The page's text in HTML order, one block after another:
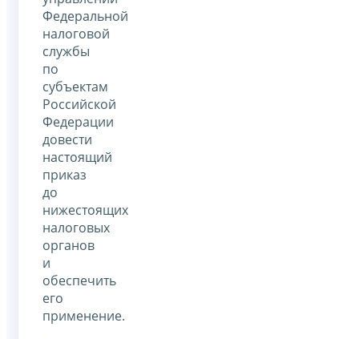
Федеральной
налоговой
службы
по
субъектам
Российской
Федерации
довести
настоящий
приказ
до
нижестоящих
налоговых
органов
и
обеспечить
его
применение.